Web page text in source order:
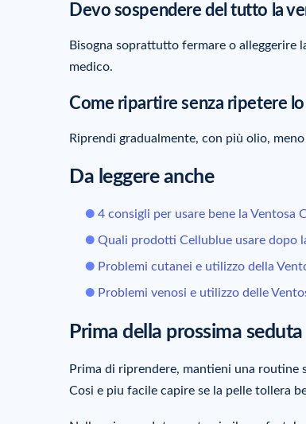
Devo sospendere del tutto la
Bisogna soprattutto fermare o alleggerire
medico.
Come ripartire senza ripetere
Riprendi gradualmente, con più olio,
Da leggere anche
4 consigli per usare bene la Ventosa
Quali prodotti Cellublue usare dopo
Problemi cutanei e utilizzo della
Problemi venosi e utilizzo delle
Prima della prossima seduta
Prima di riprendere, mantieni una routine
Cosi e piu facile capire se la pelle tollera